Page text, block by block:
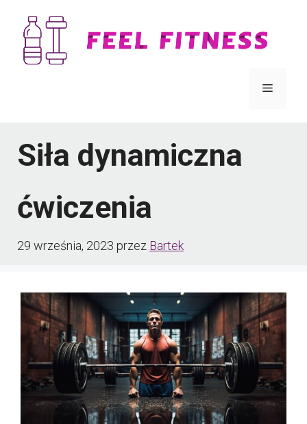
treści
Menu
Siła dynamiczna
ćwiczenia
29 września, 2023 przez Bartek